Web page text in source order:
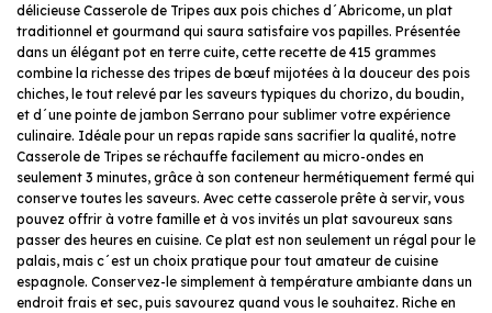
délicieuse Casserole de Tripes aux pois chiches d´Abricome, un plat
traditionnel et gourmand qui saura satisfaire vos papilles. Présentée
dans un élégant pot en terre cuite, cette recette de 415 grammes
combine la richesse des tripes de bœuf mijotées à la douceur des pois
chiches, le tout relevé par les saveurs typiques du chorizo, du boudin,
et d´une pointe de jambon Serrano pour sublimer votre expérience
culinaire. Idéale pour un repas rapide sans sacrifier la qualité, notre
Casserole de Tripes se réchauffe facilement au micro-ondes en
seulement 3 minutes, grâce à son conteneur hermétiquement fermé qui
conserve toutes les saveurs. Avec cette casserole prête à servir, vous
pouvez offrir à votre famille et à vos invités un plat savoureux sans
passer des heures en cuisine. Ce plat est non seulement un régal pour le
palais, mais c´est un choix pratique pour tout amateur de cuisine
espagnole. Conservez-le simplement à température ambiante dans un
endroit frais et sec, puis savourez quand vous le souhaitez. Riche en